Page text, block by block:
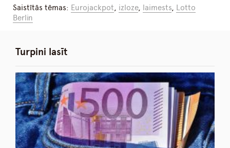
Saistītās tēmas: Eurojackpot, izloze, laimests, Lotto
Berlin
Turpini lasīt